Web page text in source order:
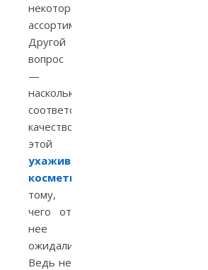
некотором
ассортименте.
Другой
вопрос
—
насколько
соответствовало
качество
этой
ухаживающей
косметики
тому,
чего от
нее
ожидали.
Ведь не